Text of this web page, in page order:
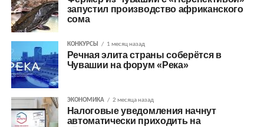
запустил производство африканского
сома
КОНКУРСЫ 1 месяц назад
Речная элита страны соберётся в
Чувашии на форум «Река»
ЭКОНОМИКА 2 месяца назад
Налоговые уведомления начнут
автоматически приходить на